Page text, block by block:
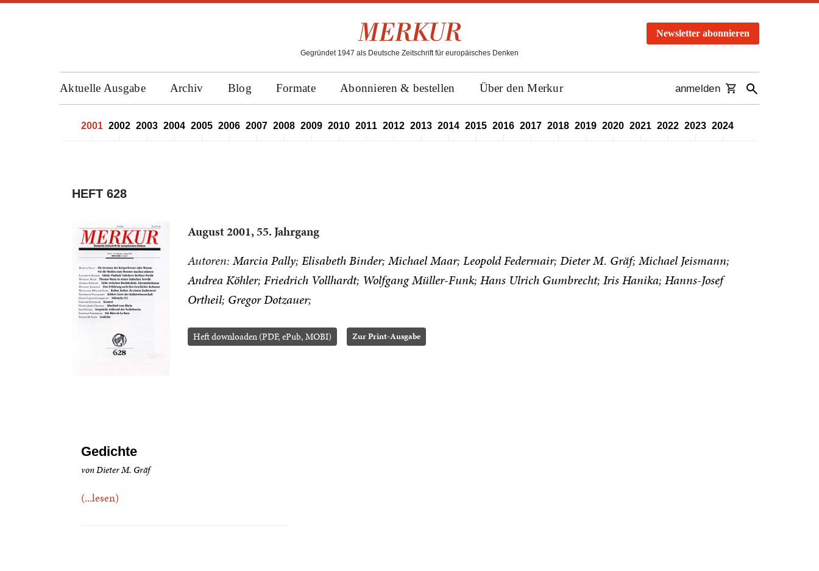
Gegründet 1947 als Deutsche Zeitschrift für europäisches Denken
Newsletter abonnieren
Aktuelle Ausgabe Archiv Blog Formate Abonnieren & bestellen Über den Merkur anmelden
2001 2002 2003 2004 2005 2006 2007 2008 2009 2010 2011 2012 2013 2014 2015 2016 2017 2018 2019 2020 2021 2022 2023 2024
HEFT 628
August 2001, 55. Jahrgang
Autoren: Marcia Pally Elisabeth Binder Michael Maar Leopold Federmair Dieter M. Gräf Michael Jeismann
Andrea Köhler Friedrich Vollhardt Wolfgang Müller-Funk Hans Ulrich Gumbrecht Iris Hanika Hanns-Josef
Ortheil Gregor Dotzauer
Heft downloaden (PDF, ePub, MOBI) Zur Print-Ausgabe
Gedichte
von Dieter M. Gräf
(...lesen)